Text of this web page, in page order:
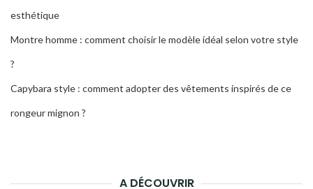
esthétique
Montre homme : comment choisir le modèle idéal selon votre style
?
Capybara style : comment adopter des vêtements inspirés de ce
rongeur mignon ?
A DÉCOUVRIR